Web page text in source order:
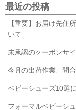
最近の投稿
【重要】お届け先住
いて
未承認のクーポンサ
今月の出荷作業、問
ベビーシューズ10選
フォーマルベビーシ